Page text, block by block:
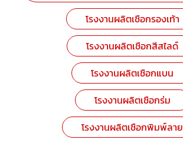
โรงงานผลิตเชือกรองเท้า
โรงงานผลิตเชือกสีสไลด์
โรงงานผลิตเชือกแบน
โรงงานผลิตเชือกร่ม
โรงงานผลิตเชือกพิมพ์ลาย